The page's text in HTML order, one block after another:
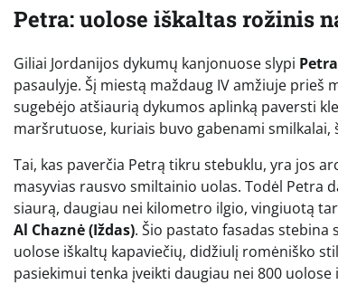
Petra: uolose iškaltas rožinis
Giliai Jordanijos dykumų kanjonuose slypi Petra
pasaulyje. Šį miestą maždaug IV amžiuje
sugebėjo atšiaurią dykumos aplinką paversti
maršrutuose, kuriais buvo gabenami
Tai, kas paverčia Petrą tikru stebuklu, yra jos
masyvias rausvo smiltainio uolas. Todėl Petra
siaurą, daugiau nei kilometro ilgio, vingiuotą
Al Chaznė (Iždas). Šio pastato fasadas
uolose iškaltų kapaviečių, didžiulį romėniško
pasiekimui tenka įveikti daugiau nei 800